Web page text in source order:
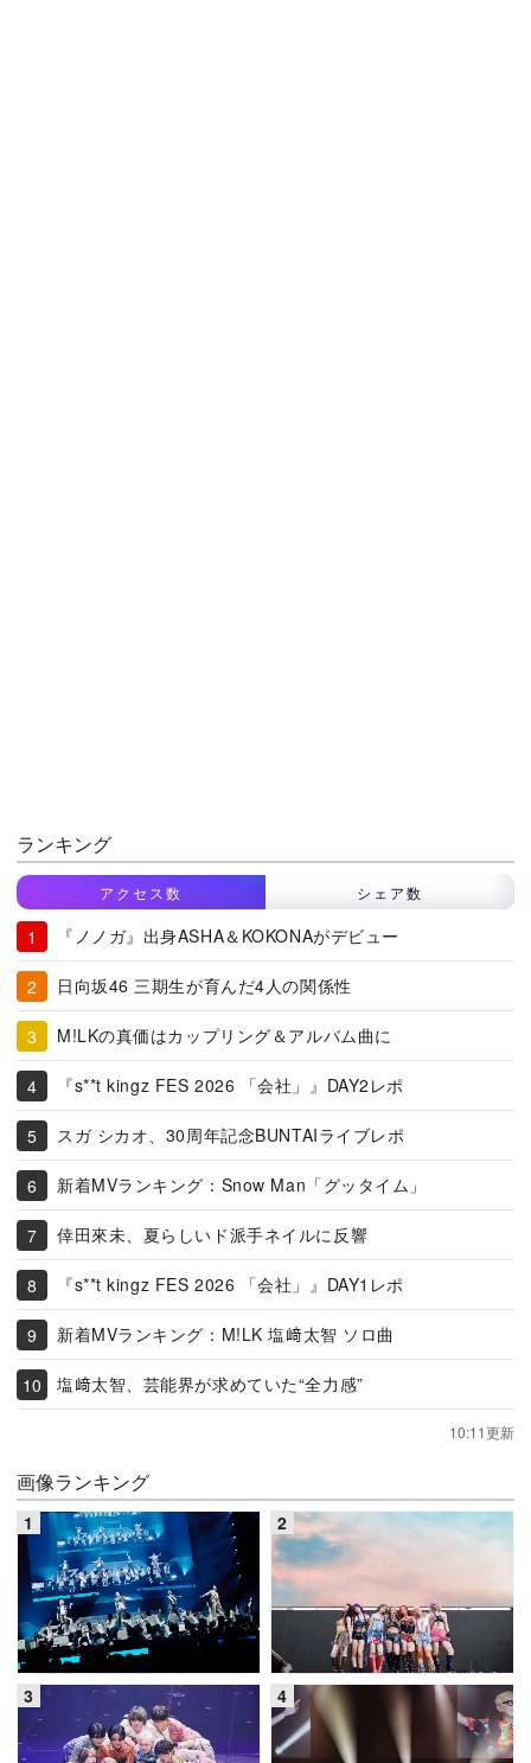
ランキング
アクセス数 シェア数
『ノノガ』出身ASHA＆KOKONAがデビュー
日向坂46 三期生が育んだ4人の関係性
M!LKの真価はカップリング＆アルバム曲に
『s**t kingz FES 2026 「会社」』DAY2レポ
スガ シカオ、30周年記念BUNTAIライブレポ
新着MVランキング：Snow Man「グッタイム」
倖田來未、夏らしいド派手ネイルに反響
『s**t kingz FES 2026 「会社」』DAY1レポ
新着MVランキング：M!LK 塩﨑太智 ソロ曲
塩﨑太智、芸能界が求めていた“全力感”
10:11更新
画像ランキング